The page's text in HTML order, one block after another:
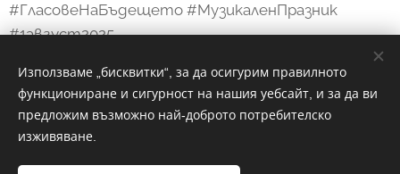
#ГласовеНаБъдещето #МузикаленПразник
#1август2025
Share
Използваме „бисквитки“, за да осигурим правилното
функциониране и сигурност на нашия уебсайт, и за да ви
предложим възможно най-доброто потребителско
изживяване.